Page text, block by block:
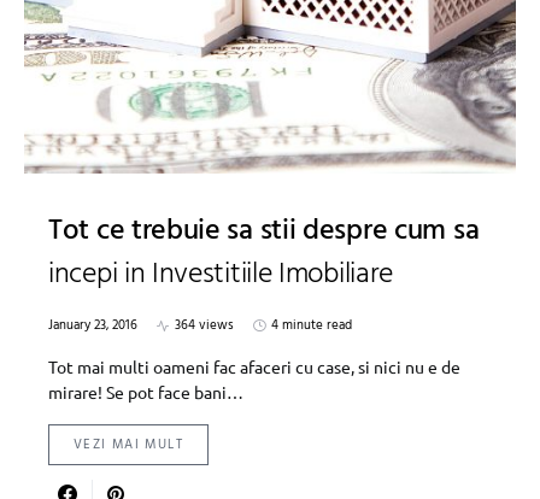
Tot ce trebuie sa stii despre cum sa
incepi in Investitiile Imobiliare
January 23, 2016 364 views
4 minute read
Tot mai multi oameni fac afaceri cu case, si nici nu e de
mirare! Se pot face bani…
VEZI MAI MULT